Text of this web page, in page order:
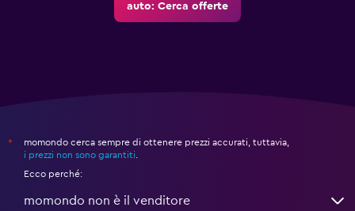
auto: Cerca offerte
*
momondo cerca sempre di ottenere prezzi accurati, tuttavia,
i prezzi non sono garantiti.
Ecco perché:
momondo non è il venditore